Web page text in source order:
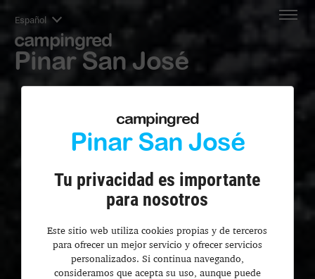
Español
campingred
Pinar San José
campingred
Pinar San José
Tu privacidad es importante
para nosotros
Este sitio web utiliza cookies propias y de terceros
para ofrecer un mejor servicio y ofrecer servicios
personalizados. Si continua navegando,
consideramos que acepta su uso, aunque puede